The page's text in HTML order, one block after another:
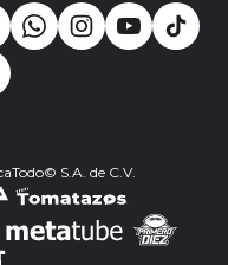
S.A. de C.V.